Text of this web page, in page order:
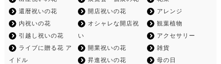
還暦祝いの花
内祝いの花
引越し祝いの花
ライブに贈る花 ア
イドル
開店祝いの花
オシャレな開店祝
い
開業祝いの花
昇進祝いの花
アレンジ
観葉植物
アクセサリー
雑貨
母の日